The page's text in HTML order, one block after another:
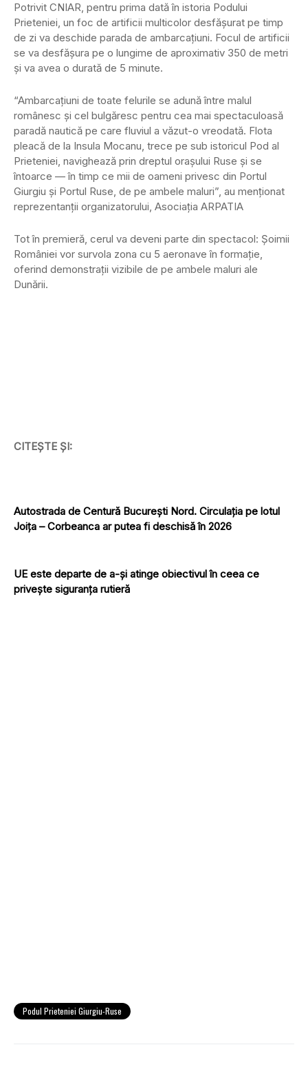
Potrivit CNIAR, pentru prima dată în istoria Podului
Prieteniei, un foc de artificii multicolor desfășurat pe timp
de zi va deschide parada de ambarcațiuni. Focul de artificii
se va desfășura pe o lungime de aproximativ 350 de metri
și va avea o durată de 5 minute.
“Ambarcațiuni de toate felurile se adună între malul
românesc și cel bulgăresc pentru cea mai spectaculoasă
paradă nautică pe care fluviul a văzut-o vreodată. Flota
pleacă de la Insula Mocanu, trece pe sub istoricul Pod al
Prieteniei, navighează prin dreptul orașului Ruse și se
întoarce — în timp ce mii de oameni privesc din Portul
Giurgiu și Portul Ruse, de pe ambele maluri”, au menționat
reprezentanții organizatorului, Asociația ARPATIA
Tot în premieră, cerul va deveni parte din spectacol: Șoimii
României vor survola zona cu 5 aeronave în formație,
oferind demonstrații vizibile de pe ambele maluri ale
Dunării.
CITEȘTE ȘI:
Autostrada de Centură București Nord. Circulația pe lotul
Joița – Corbeanca ar putea fi deschisă în 2026
UE este departe de a-și atinge obiectivul în ceea ce
privește siguranța rutieră
Podul Prieteniei Giurgiu-Ruse